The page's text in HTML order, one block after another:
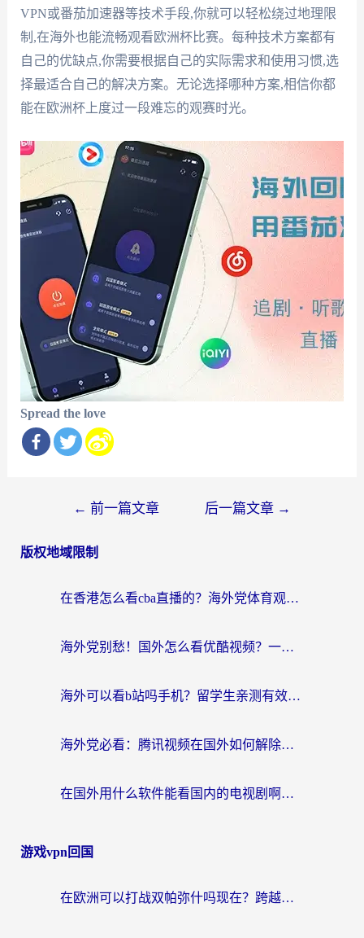
VPN或番茄加速器等技术手段,你就可以轻松绕过地理限
制,在海外也能流畅观看欧洲杯比赛。每种技术方案都有
自己的优缺点,你需要根据自己的实际需求和使用习惯,选
择最适合自己的解决方案。无论选择哪种方案,相信你都
能在欧洲杯上度过一段难忘的观赛时光。
Spread the love
导
← 前一篇文章 后一篇文章 →
版权地域限制
在香港怎么看cba直播的？海外党体育观赛终极指南：告别版权限制，畅享中文解说
海外党别愁！国外怎么看优酷视频？一招解决追剧、看直播难题
海外可以看b站吗手机？留学生亲测有效的回国加速指南
海外党必看：腾讯视频在国外如何解除地域限制？附优酷咪咕使用指南
在国外用什么软件能看国内的电视剧啊？留学生亲测有效的回国加速方案
游戏vpn回国
在欧洲可以打战双帕弥什吗现在？跨越延迟墙的实战指南